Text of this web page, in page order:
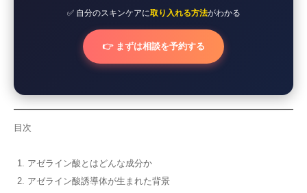
✅ 自分のスキンケアに取り入れる方法がわかる
👉 まずは相談を予約する
目次
アゼライン酸とはどんな成分か
アゼライン酸誘導体が生まれた背景